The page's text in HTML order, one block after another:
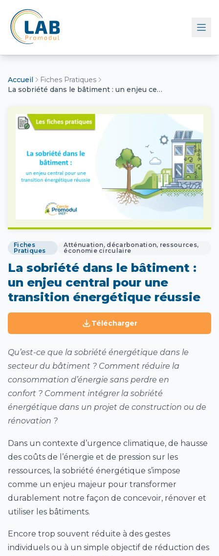
Retour à l'accueil
Accueil
Fiches Pratiques
La sobriété dans le bâtiment : un enjeu central pour une transition énergétique réussie
Fiches
Pratiques
Atténuation, décarbonation, ressources,
économie circulaire
La sobriété dans le bâtiment :
un enjeu central pour une
transition énergétique réussie
Télécharger
Qu’est-ce que la sobriété énergétique dans le
secteur du bâtiment ? Comment réduire la
consommation d’énergie sans perdre en
confort ? Comment intégrer la sobriété
énergétique dans un projet de construction ou de
rénovation ?
Dans un contexte d’urgence climatique, de hausse
des coûts de l’énergie et de pression sur les
ressources, la sobriété énergétique s’impose
comme un enjeu majeur pour transformer
durablement notre façon de concevoir, rénover et
utiliser les bâtiments.
Encore trop souvent réduite à des gestes
individuels ou à un simple objectif de réduction des